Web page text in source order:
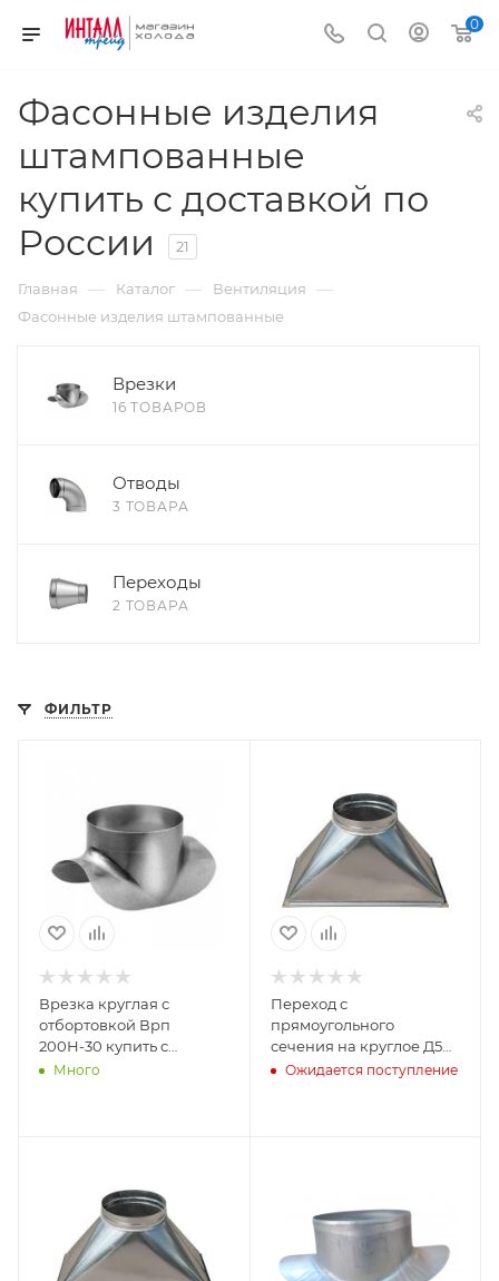
0
Фасонные изделия
штампованные
купить с доставкой по
России
21
Главная — Каталог — Вентиляция —
Фасонные изделия штампованные
Врезки
16 ТОВАРОВ
Отводы
3 ТОВАРА
Переходы
2 ТОВАРА
ФИЛЬТР
Врезка круглая с
отбортовкой Врп
200Н-30 купить с
доставкой по России
Много
Переход с
прямоугольного
сечения на круглое Д5
300х200ф20.250Н-300
Ожидается поступление